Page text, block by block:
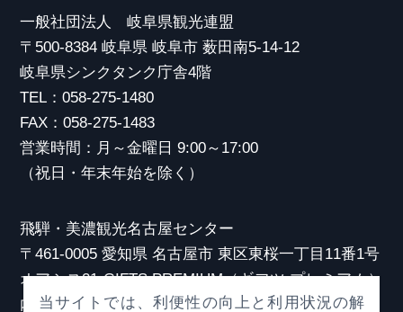
一般社団法人 岐阜県観光連盟
〒500-8384 岐阜県 岐阜市 薮田南5-14-12
岐阜県シンクタンク庁舎4階
TEL：058-275-1480
FAX：058-275-1483
営業時間：月～金曜日 9:00～17:00
（祝日・年末年始を除く）
飛騨・美濃観光名古屋センター
〒461-0005 愛知県 名古屋市 東区東桜一丁目11番1号
オアシス21 GIFTS PREMIUM（ギフツ プレミアム）
内
当サイトでは、利便性の向上と利用状況の解